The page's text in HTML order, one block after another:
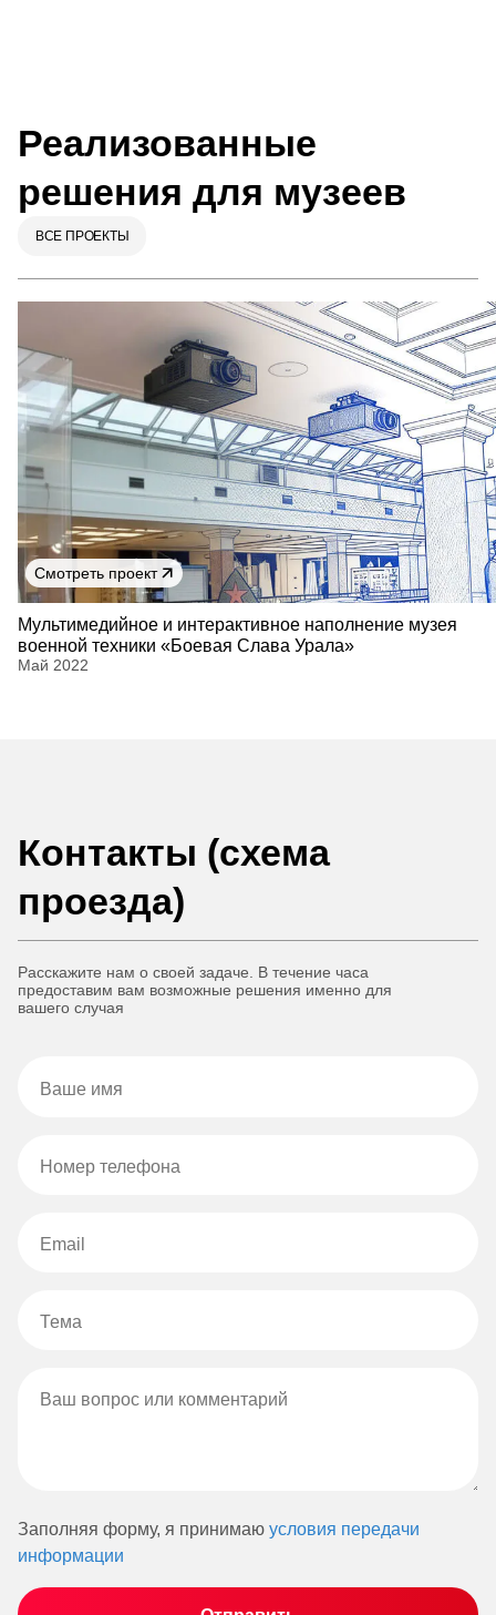
Реализованные
решения для музеев
ВСЕ ПРОЕКТЫ
Смотреть проект
Мультимедийное и интерактивное наполнение музея
военной техники «Боевая Слава Урала»
Май 2022
Контакты (схема
проезда)
Расскажите нам о своей задаче. В течение часа
предоставим вам возможные решения именно для
вашего случая
Заполняя форму, я принимаю условия передачи
информации